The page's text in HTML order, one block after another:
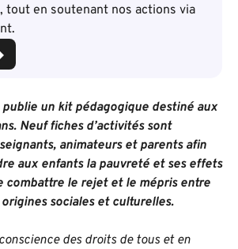
tout en soutenant nos actions via
publie un kit pédagogique destiné aux
Neuf fiches d’activités sont
animateurs et parents afin
aux enfants la pauvreté et ses effets
combattre le rejet et le mépris entre
sociales et culturelles.
des droits de tous et en